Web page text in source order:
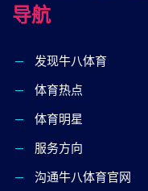
导航
发现⽜⼋体育
体育热点
体育明星
服务方向
沟通⽜⼋体育官网